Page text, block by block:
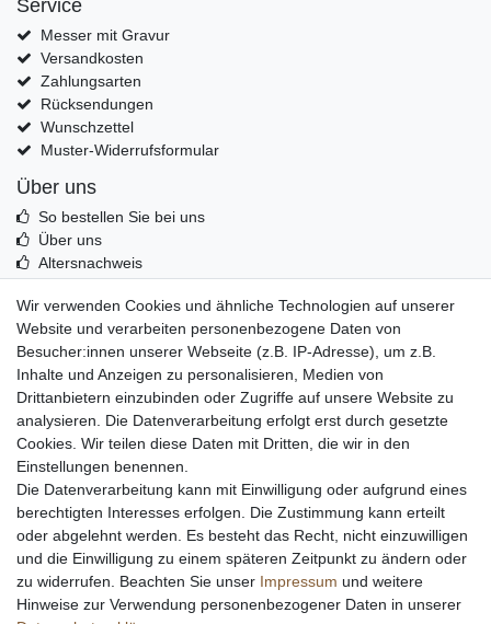
Service
Messer mit Gravur
Versandkosten
Zahlungsarten
Rücksendungen
Wunschzettel
Muster-Widerrufsformular
Über uns
So bestellen Sie bei uns
Über uns
Altersnachweis
Echtheit von Kundenbewertungen
Messer Info Forum
Messer schärfen
Messerhersteller
Stahltabelle
Stahlarten
Rockwell Härte
Messerarten
Klingenformen
Holzarten
Impressum Daten­schutz­erklärung AGB
Wir verwenden Cookies und ähnliche Technologien auf unserer
Website und verarbeiten personenbezogene Daten von
Besucher:innen unserer Webseite (z.B. IP-Adresse), um z.B.
Inhalte und Anzeigen zu personalisieren, Medien von
Drittanbietern einzubinden oder Zugriffe auf unsere Website zu
analysieren. Die Datenverarbeitung erfolgt erst durch gesetzte
Cookies. Wir teilen diese Daten mit Dritten, die wir in den
Einstellungen benennen.
Die Datenverarbeitung kann mit Einwilligung oder aufgrund eines
berechtigten Interesses erfolgen. Die Zustimmung kann erteilt
oder abgelehnt werden. Es besteht das Recht, nicht einzuwilligen
und die Einwilligung zu einem späteren Zeitpunkt zu ändern oder
zu widerrufen. Beachten Sie unser Impressum und weitere
Hinweise zur Verwendung personenbezogener Daten in unserer